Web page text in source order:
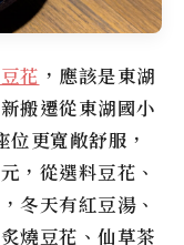
花 ，應該是東湖
搬遷從東湖國小
更寬敞舒服，
，從選料豆花、
冬天有紅豆湯、
燒豆花、仙草茶